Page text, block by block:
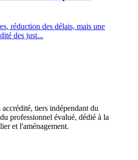
réduction des délais, mais une
des just...
tiers indépendant du
professionnel évalué, dédié à la
et l'aménagement.